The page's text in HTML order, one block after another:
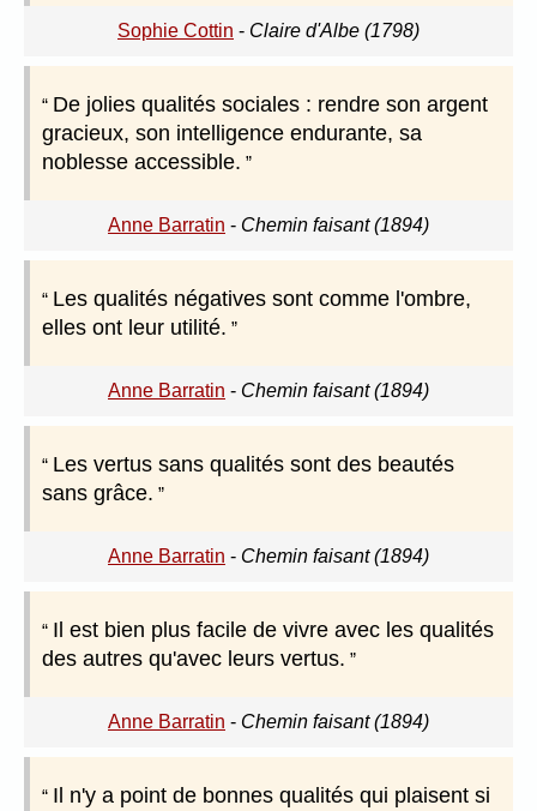
Sophie Cottin - Claire d'Albe (1798)
De jolies qualités sociales : rendre son argent
gracieux, son intelligence endurante, sa
noblesse accessible.
Anne Barratin - Chemin faisant (1894)
Les qualités négatives sont comme l'ombre,
elles ont leur utilité.
Anne Barratin - Chemin faisant (1894)
Les vertus sans qualités sont des beautés
sans grâce.
Anne Barratin - Chemin faisant (1894)
Il est bien plus facile de vivre avec les qualités
des autres qu'avec leurs vertus.
Anne Barratin - Chemin faisant (1894)
Il n'y a point de bonnes qualités qui plaisent si